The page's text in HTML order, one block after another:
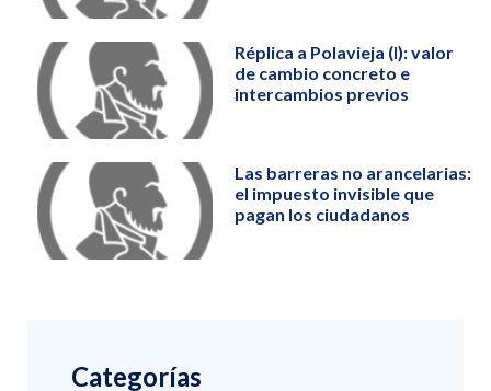
Réplica a Polavieja (I): valor
de cambio concreto e
intercambios previos
Las barreras no arancelarias:
el impuesto invisible que
pagan los ciudadanos
Categorías